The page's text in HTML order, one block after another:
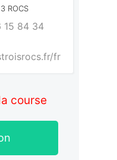
3 ROCS
15 84 34
fr
course